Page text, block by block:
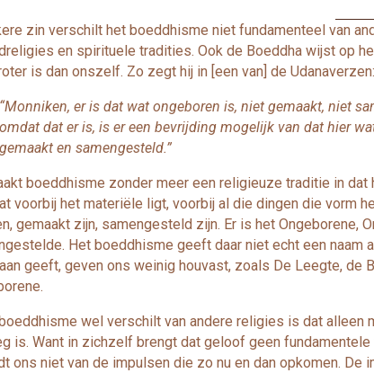
zin verschilt het boeddhisme niet fundamenteel van
en spirituele tradities. Ook de Boeddha wijst op
is dan onszelf. Zo zegt hij in [een van] de Udanaverzen:
“Monniken, er is dat wat ongeboren is, niet gemaakt, niet
omdat dat er is, is er een bevrijding mogelijk van dat hier
gemaakt en samengesteld.”
boeddhisme zonder meer een religieuze traditie in dat
voorbij het materiële ligt, voorbij al die dingen die vorm
gemaakt zijn, samengesteld zijn. Er is het Ongeborene,
Het boeddhisme geeft daar niet echt een naam
geeft, geven ons weinig houvast, zoals De Leegte, de
wel verschilt van andere religies is dat alleen
is. Want in zichzelf brengt dat geloof geen
ons niet van de impulsen die zo nu en dan opkomen.